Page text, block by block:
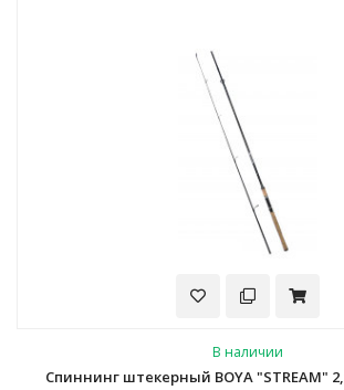
В наличии
Спиннинг штекерный BOYA "STREAM"